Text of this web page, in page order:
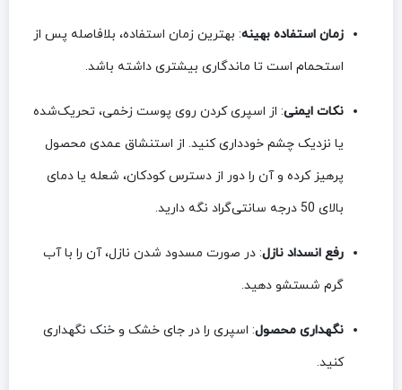
زمان استفاده بهینه: بهترین زمان استفاده، بلافاصله پس از
استحمام است تا ماندگاری بیشتری داشته باشد.
نکات ایمنی: از اسپری کردن روی پوست زخمی، تحریک‌شده
یا نزدیک چشم خودداری کنید. از استنشاق عمدی محصول
پرهیز کرده و آن را دور از دسترس کودکان، شعله یا دمای
بالای 50 درجه سانتی‌گراد نگه دارید.
رفع انسداد نازل: در صورت مسدود شدن نازل، آن را با آب
گرم شستشو دهید.
نگهداری محصول: اسپری را در جای خشک و خنک نگهداری
کنید.